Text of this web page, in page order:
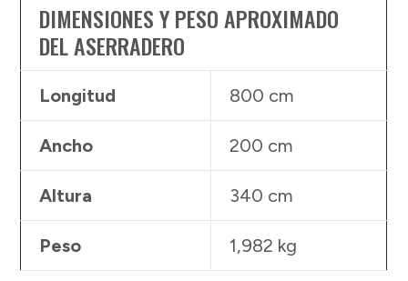
DIMENSIONES Y PESO APROXIMADO
DEL ASERRADERO
Longitud 800 cm
Ancho 200 cm
Altura 340 cm
Peso 1,982 kg